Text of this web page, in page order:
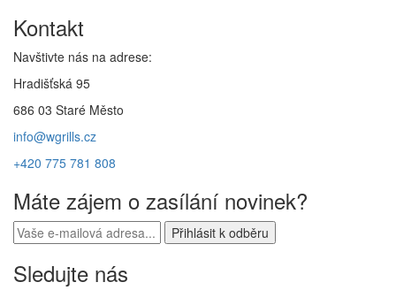
Kontakt
Navštivte nás na adrese:
Hradišťská 95
686 03 Staré Město
info@wgrills.cz
+420 775 781 808
Máte zájem o zasílání novinek?
Sledujte nás